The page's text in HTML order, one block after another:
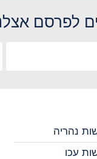
לפרסם
נהריה
עכו